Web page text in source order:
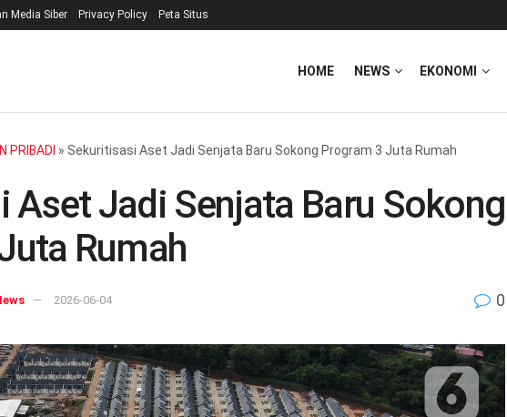
Media Siber Privacy Policy Peta Situs
HOME NEWS EKONOMI
PRIBADI » Sekuritisasi Aset Jadi Senjata Baru Sokong Program 3 Juta Rumah
Aset Jadi Senjata Baru Sokong
Rumah
2026-06-04 0